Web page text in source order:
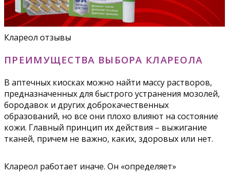
Клареол отзывы
ПРЕИМУЩЕСТВА ВЫБОРА КЛАРЕОЛА
В аптечных киосках можно найти массу растворов,
предназначенных для быстрого устранения мозолей,
бородавок и других доброкачественных
образований, но все они плохо влияют на состояние
кожи. Главный принцип их действия – выжигание
тканей, причем не важно, каких, здоровых или нет.
Клареол работает иначе. Он «определяет»